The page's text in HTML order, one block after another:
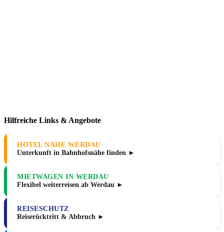
Hilfreiche Links & Angebote
HOTEL NAHE WERDAU
Unterkunft in Bahnhofsnähe finden ►
MIETWAGEN IN WERDAU
Flexibel weiterreisen ab Werdau ►
REISESCHUTZ
Reiserücktritt & Abbruch ►